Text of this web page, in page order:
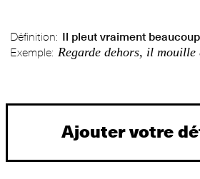
Définition: Il pleut vraiment
Exemple: Regarde dehors, il mouille
Ajouter votre